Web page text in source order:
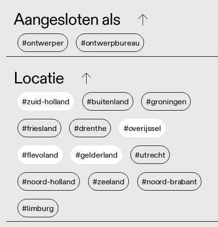
Aangesloten als
#ontwerper #ontwerpbureau
Locatie
#zuid-holland #buitenland #groningen
#friesland #drenthe #overijssel
#flevoland #gelderland #utrecht
#noord-holland #zeeland #noord-brabant
#limburg